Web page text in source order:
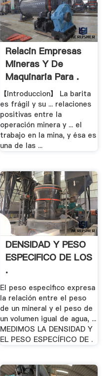
Relacin Empresas
Mineras Y De
Maquinaria Para .
【Introduccion】 La barita
es frágil y su ... relaciones
positivas entre la
operación minera y ... el
trabajo en la mina, y ésa es
una de las ...
DENSIDAD Y PESO
ESPECIFICO DE LOS
.
El peso especifico expresa
la relación entre el peso
de un mineral y el peso de
un volumen igual de agua, ...
MEDIMOS LA DENSIDAD Y
EL PESO ESPECÍFICO DE .